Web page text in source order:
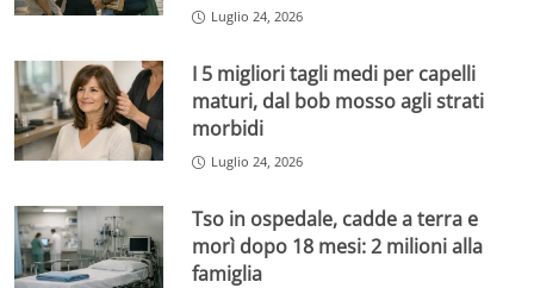
Luglio 24, 2026
I 5 migliori tagli medi per capelli
maturi, dal bob mosso agli strati
morbidi
Luglio 24, 2026
Tso in ospedale, cadde a terra e
morì dopo 18 mesi: 2 milioni alla
famiglia